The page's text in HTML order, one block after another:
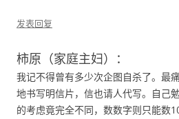
发表回复
柿原（家庭主妇）：
我记不得曾有多少次企图自杀了。最
地书写明信片，信也请人代写。自己
的考虑竟完全不同，数数字则只能数